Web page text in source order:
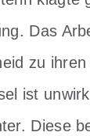
Das
zu ihren
ist
Diese